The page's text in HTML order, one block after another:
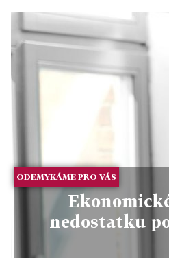
ODEMYKÁME PRO VÁS
nedostatku